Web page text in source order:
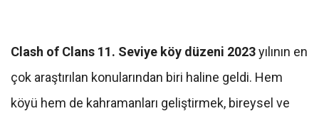
Clash of Clans 11. Seviye köy düzeni 2023yılının en
çok araştırılan konularından biri haline geldi. Hem
köyü hem de kahramanları geliştirmek, bireysel ve